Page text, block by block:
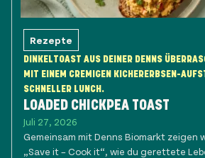
Rezepte
DINKELTOAST AUS DEINER DENNS
MIT EINEM CREMIGEN KICHERERBSEN-
SCHNELLER LUNCH.
LOADED CHICKPEA TOAST
Juli 27, 2026
Gemeinsam mit Denns Biomarkt zeigen
„Save it – Cook it“, wie du gerettete